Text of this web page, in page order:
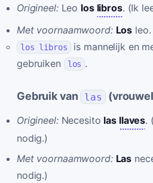
Origineel:Leo los libros. (Ik
Met voornaamwoord: Los
los libros is mannelijk en
gebruiken
los .
Gebruik van las
Origineel:Necesito las llaves.
nodig.)
Met voornaamwoord: Las
nodig.)